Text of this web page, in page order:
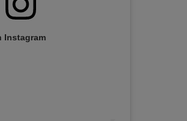
Instagram